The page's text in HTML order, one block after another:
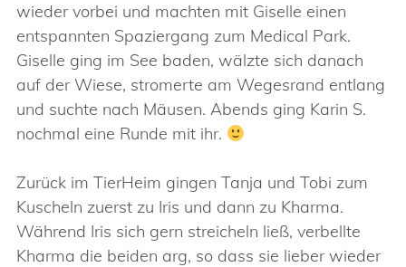
wieder vorbei und machten mit Giselle einen
entspannten Spaziergang zum Medical Park.
Giselle ging im See baden, wälzte sich danach
auf der Wiese, stromerte am Wegesrand entlang
und suchte nach Mäusen. Abends ging Karin S.
nochmal eine Runde mit ihr.
Zurück im TierHeim gingen Tanja und Tobi zum
Kuscheln zuerst zu Iris und dann zu Kharma.
Während Iris sich gern streicheln ließ, verbellte
Kharma die beiden arg, so dass sie lieber wieder